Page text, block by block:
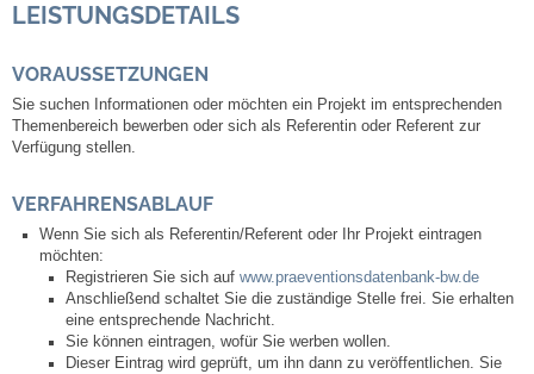
Gemeindeverwaltung
Stellenangebote
Ortsrecht
Schadensmeldungen
LEISTUNGSDETAILS
VORAUSSETZUNGEN
Sie suchen Informationen oder möchten ein Projekt im entsprechenden
Themenbereich bewerben oder sich als Referentin oder Referent zur
Verfügung stellen.
VERFAHRENSABLAUF
Wenn Sie sich als Referentin/Referent oder Ihr Projekt eintragen
möchten:
Registrieren Sie sich aufwww.praeventionsdatenbank-bw.de
Anschließend schaltet Sie die zuständige Stelle frei. Sie erhalten
eine entsprechende Nachricht.
Sie können eintragen, wofür Sie werben wollen.
Dieser Eintrag wird geprüft, um ihn dann zu veröffentlichen. Sie